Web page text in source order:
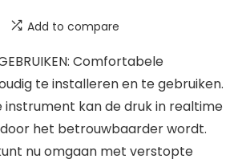
Add to compare
Comfortabele
te installeren en te gebruiken.
instrument kan de druk in realtime
het betrouwbaarder wordt.
nu omgaan met verstopte